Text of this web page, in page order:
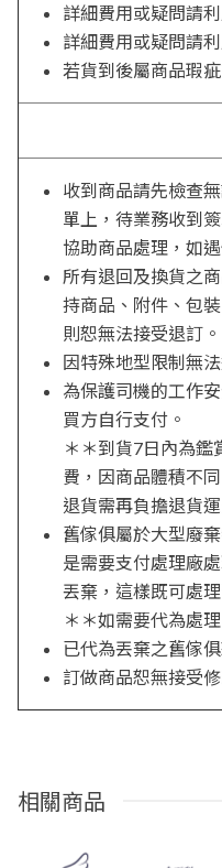
詳細費用或疑問請
詳細費用或疑問請
若貨到後屬商品瑕
收到商品請先檢查
單上，待業務收到
協助商品處理，如
所有退回及換貨之
持商品、附件、包
則恕無法接受退訂。
因特殊地型限制無
為保護司機的工作
買方自行支付。
＊＊到貨7日內為
費，因商品體積不
退貨需再負擔退貨
舊傢俱屬於大型廢
是需要支付處理廠
丟棄，這樣既可處
＊＊如需要代為處
已代為丟棄之舊傢
訂做商品恕無接受
相關商品